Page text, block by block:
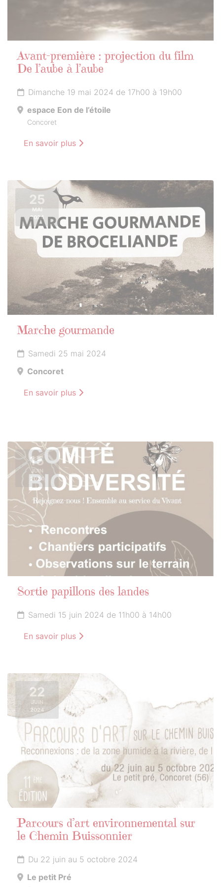
Avant-première : projection du film
De l’aube à l’aube
Dimanche 19 mai 2024 de 17h00 à 19h00
espace Eon de l’étoile
Concoret
En savoir plus
25
MAI
2024
Marche gourmande
Samedi 25 mai 2024
Concoret
En savoir plus
15
JUIN
2024
Sortie papillons des landes
Samedi 15 juin 2024 de 11h00 à 14h00
En savoir plus
22
JUIN
2024
Parcours d’art environnemental sur
le Chemin Buissonnier
Du 22 juin au 5 octobre 2024
Le petit Pré